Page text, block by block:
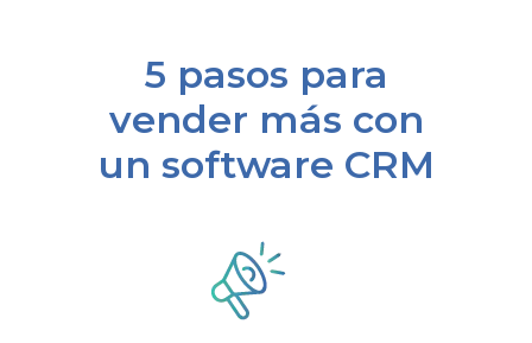
5 pasos para
vender más con
un software CRM